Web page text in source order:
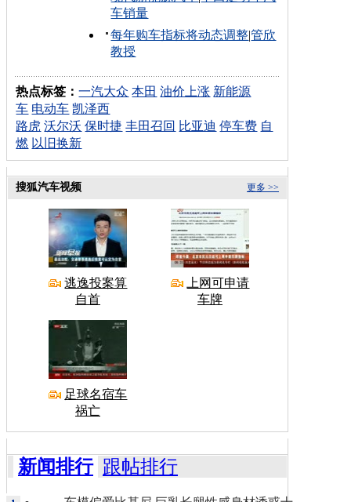
车销量
每年购车指标将动态调整|管欣
教授
热点标签：一汽大众 本田 油价上涨 新能源
车 电动车 凯泽西
路虎 沃尔沃 保时捷 丰田召回 比亚迪 停车费 自
燃 以旧换新
更多 >>
搜狐汽车视频
逃逸投案算
自首
上网可申请
车牌
足球名宿车
祸亡
新闻排行 跟帖排行